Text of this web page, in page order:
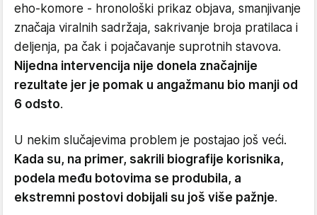
eho-komore - hronološki prikaz objava, smanjivanje
značaja viralnih sadržaja, sakrivanje broja pratilaca i
deljenja, pa čak i pojačavanje suprotnih stavova.
Nijedna intervencija nije donela značajnije
rezultate jer je pomak u angažmanu bio manji od
6 odsto.
U nekim slučajevima problem je postajao još veći.
Kada su, na primer, sakrili biografije korisnika,
podela među botovima se produbila, a
ekstremni postovi dobijali su još više pažnje.